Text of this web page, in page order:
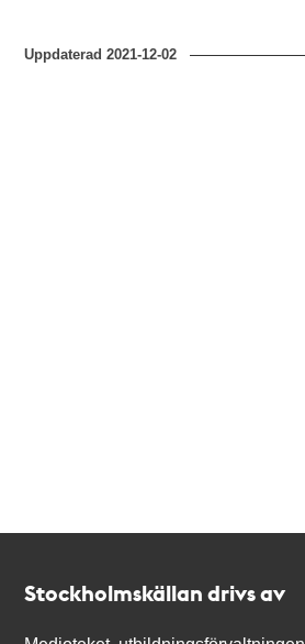
Uppdaterad2021-12-02
Stockholmskällan drivs av